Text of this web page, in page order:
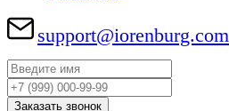
support@iorenburg.com